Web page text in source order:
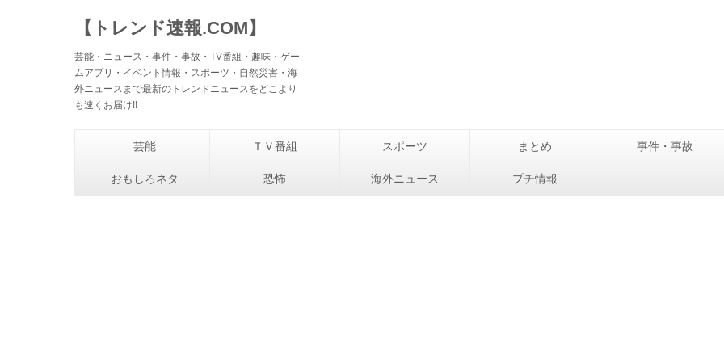
【トレンド速報.COM】
芸能・ニュース・事件・事故・TV番組・趣味・ゲー
ムアプリ・イベント情報・スポーツ・自然災害・海
外ニュースまで最新のトレンドニュースをどこより
も速くお届け!!
芸能 ＴＶ番組 スポーツ まとめ 事件・事故
おもしろネタ 恐怖 海外ニュース プチ情報